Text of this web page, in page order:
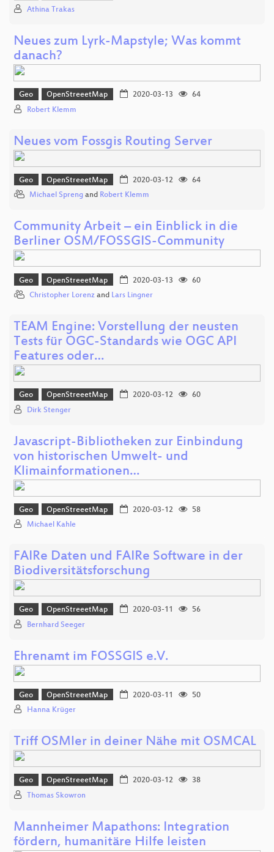
Athina Trakas
Neues zum Lyrk-Mapstyle; Was kommt
danach?
Geo OpenStreeetMap 2020-03-13
64
Robert Klemm
Neues vom Fossgis Routing Server
Geo OpenStreeetMap 2020-03-12
64
Michael Spreng and Robert Klemm
Community Arbeit – ein Einblick in die
Berliner OSM/FOSSGIS-Community
Geo OpenStreeetMap 2020-03-13
60
Christopher Lorenz and Lars Lingner
TEAM Engine: Vorstellung der neusten
Tests für OGC-Standards wie OGC API
Features oder…
Geo OpenStreeetMap 2020-03-12
60
Dirk Stenger
Javascript-Bibliotheken zur Einbindung
von historischen Umwelt- und
Klimainformationen…
Geo OpenStreeetMap 2020-03-12
58
Michael Kahle
FAIRe Daten und FAIRe Software in der
Biodiversitätsforschung
Geo OpenStreeetMap 2020-03-11
56
Bernhard Seeger
Ehrenamt im FOSSGIS e.V.
Geo OpenStreeetMap 2020-03-11
50
Hanna Krüger
Triff OSMler in deiner Nähe mit OSMCAL
Geo OpenStreeetMap 2020-03-12
38
Thomas Skowron
Mannheimer Mapathons: Integration
fördern, humanitäre Hilfe leisten